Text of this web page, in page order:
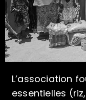
L’association
essentielles